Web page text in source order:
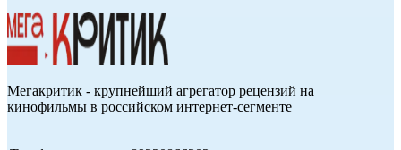
Мегакритик - крупнейший агрегатор рецензий на
кинофильмы в российском интернет-сегменте